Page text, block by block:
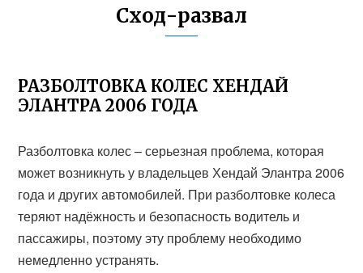
Сход-развал
РАЗБОЛТОВКА КОЛЕС ХЕНДАЙ
ЭЛАНТРА 2006 ГОДА
Разболтовка колес – серьезная проблема, которая
может возникнуть у владельцев Хендай Элантра 2006
года и других автомобилей. При разболтовке колеса
теряют надёжность и безопасность водитель и
пассажиры, поэтому эту проблему необходимо
немедленно устранять.